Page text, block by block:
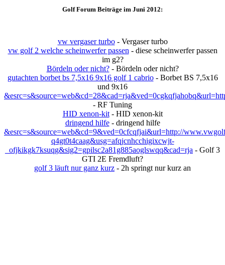
Golf Forum Beiträge im Juni 2012:
vw vergaser turbo- Vergaser turbo
vw golf 2 welche scheinwerfer passen - diese scheinwerfer passen
im g2?
Bördeln oder nicht?- Bördeln oder nicht?
gutachten borbet bs 7,5x16 9x16 golf 1 cabrio- Borbet BS 7,5x16
und 9x16
- RF Tuning
HID xenon-kit- HID xenon-kit
dringend hilfe- dringend hilfe
&esrc=s&source=web&cd=9&ved=0cfcqfjai&url=http://
q4gt0t4caag&usg=afqjcnhcchigixcwjt-
_ofjkikgk7ksuqg&sig2=gpilsc2a81g885aoglswqq&cad=rja - Golf 3
GTI 2E Fremdluft?
golf 3 läuft nur ganz kurz - 2h springt nur kurz an